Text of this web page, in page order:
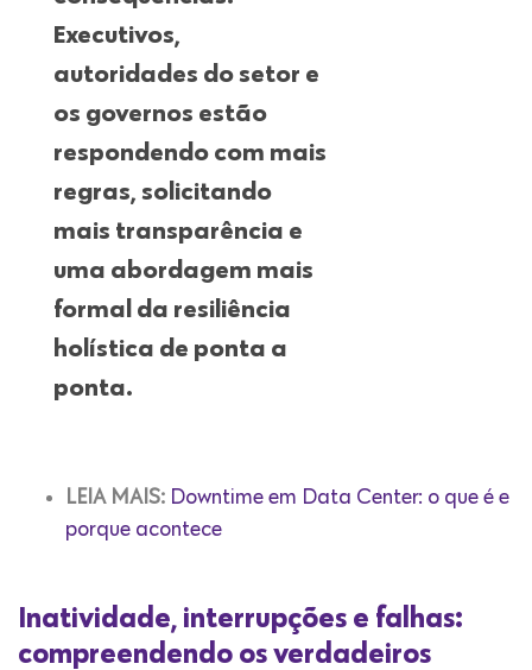
Executivos,
autoridades do setor e
os governos estão
respondendo com mais
regras, solicitando
mais transparência e
uma abordagem mais
formal da resiliência
holística de ponta a
ponta.
LEIA MAIS: Downtime em Data Center: o que é e
porque acontece
Inatividade, interrupções e falhas:
compreendendo os verdadeiros